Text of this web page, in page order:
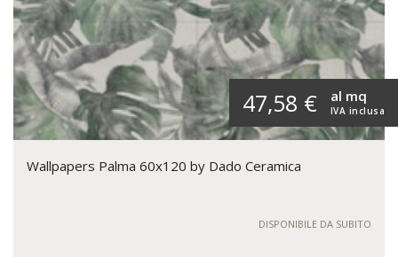
47,58 € IVA inclusa
al mq
Wallpapers Palma 60x120 by Dado Ceramica
DISPONIBILE DA SUBITO